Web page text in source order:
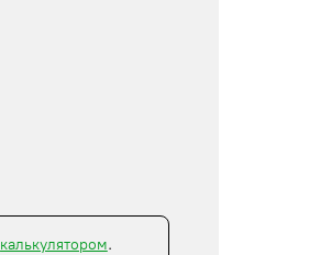
калькулятором.